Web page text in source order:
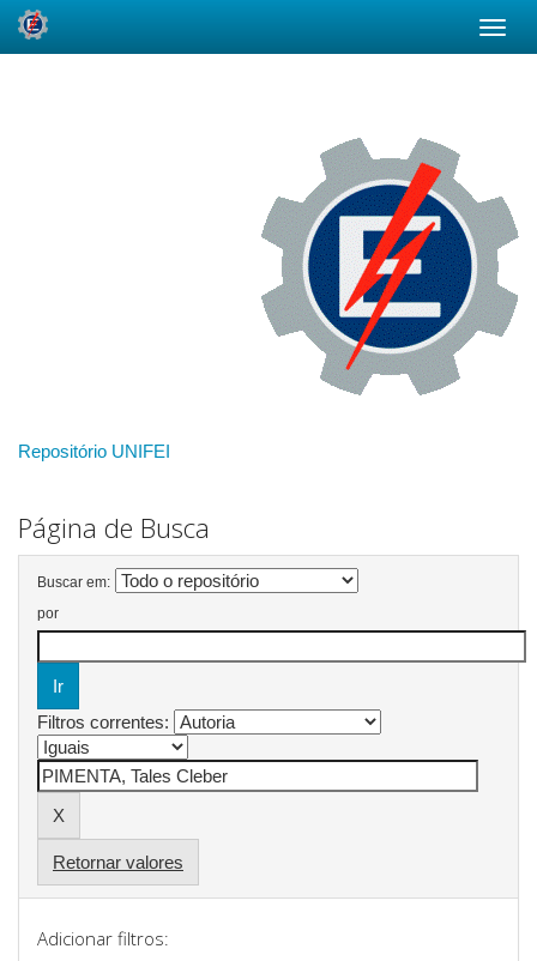
Repositório UNIFEI
Página de Busca
Buscar em:
por
Filtros correntes:
Retornar valores
Adicionar filtros: